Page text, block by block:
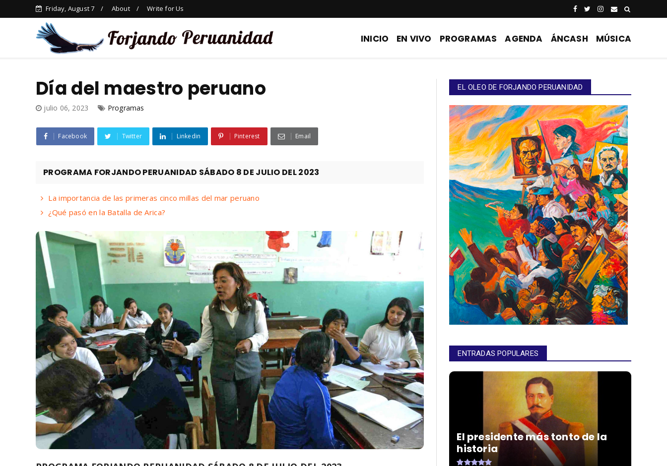
Friday, August 7 About Write for Us
INICIO EN VIVO PROGRAMAS AGENDA ÁNCASH MÚSICA
Día del maestro peruano
julio 06, 2023 Programas
Facebook Twitter Linkedin Pinterest Email
PROGRAMA FORJANDO PERUANIDAD SÁBADO 8 DE JULIO DEL 2023
La importancia de las primeras cinco millas del mar peruano
¿Qué pasó en la Batalla de Arica?
EL OLEO DE FORJANDO PERUANIDAD
ENTRADAS POPULARES
El presidente más tonto de la
historia